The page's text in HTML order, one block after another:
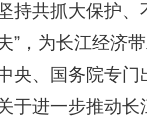
持共抓大保护
”，为长江经济
央、国务院专
于进一步推动